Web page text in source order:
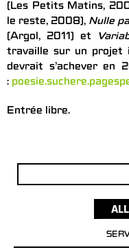
(Les Petits Matins,
le reste, 2008), Nulle
(Argol, 2011) et
travaille sur un projet
devrait s’achever en
:
Entrée libre.